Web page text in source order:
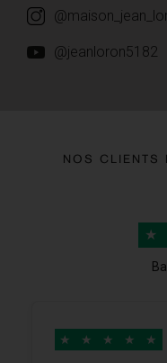
@jeanloron5182
NOS CLIENTS
★
★ ★ ★ ★ ★